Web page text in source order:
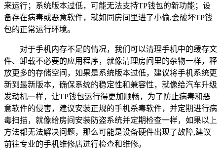
来运行；系统版本过低，可能无法支持TP钱包的新功能；设
备存在病毒或恶意软件，就如同房间里进了小偷,会破坏TP钱
包的正常运行环境。
对于手机内存不足的情况，我们可以清理手机中的缓存文
件、卸载不必要的应用程序，就像清理房间里的杂物一样，释
放更多的存储空间，如果是系统版本过低，建议将手机系统更
新到最新版本，确保系统的稳定性和兼容性，就像给汽车升级
发动机一样，让TP钱包运行得更加顺畅，为了防止病毒和恶
意软件的侵害，建议安装正规的手机杀毒软件，并定期进行病
毒扫描，就像给房间安装防盗系统并定期检查一样，如果以上
方法都无法解决问题，那么可能是设备硬件出现了故障,建议
前往专业的手机维修店进行检查和维修。